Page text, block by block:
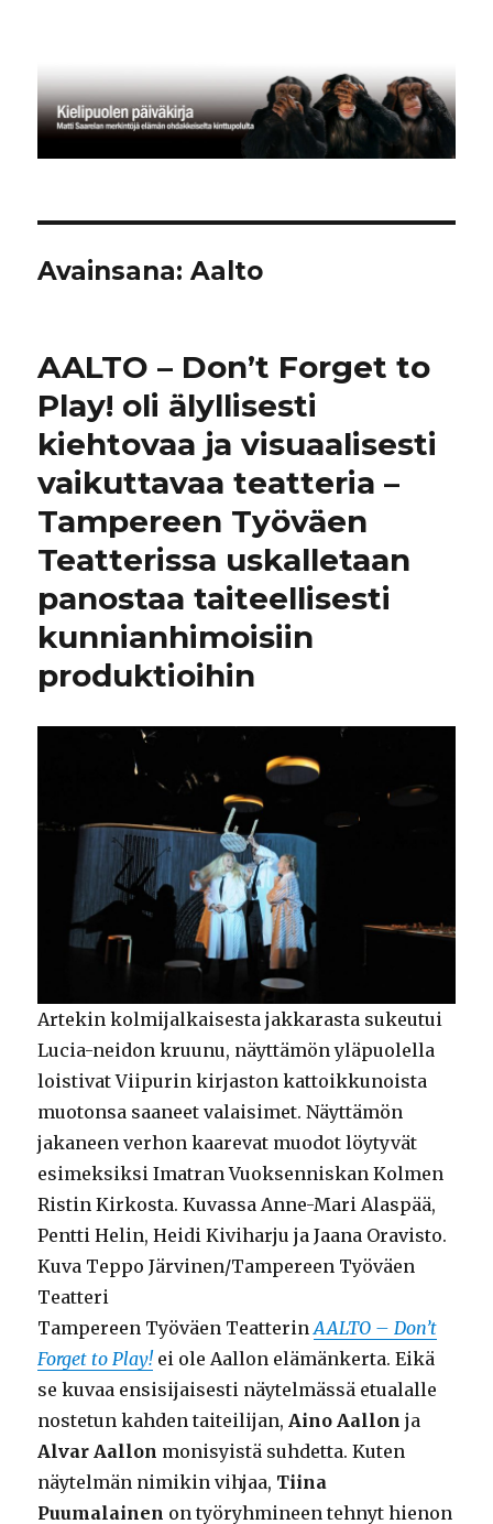
Avainsana:Aalto
AALTO – Don’t Forget to
Play! oli älyllisesti
kiehtovaa ja visuaalisesti
vaikuttavaa teatteria –
Tampereen Työväen
Teatterissa uskalletaan
panostaa taiteellisesti
kunnianhimoisiin
produktioihin
Artekin kolmijalkaisesta jakkarasta sukeutui
Lucia-neidon kruunu, näyttämön yläpuolella
loistivat Viipurin kirjaston kattoikkunoista
muotonsa saaneet valaisimet. Näyttämön
jakaneen verhon kaarevat muodot löytyvät
esimeksiksi Imatran Vuoksenniskan Kolmen
Ristin Kirkosta. Kuvassa Anne-Mari Alaspää,
Pentti Helin, Heidi Kiviharju ja Jaana Oravisto.
Kuva Teppo Järvinen/Tampereen Työväen
Teatteri
Tampereen Työväen TeatterinAALTO – Don’t
Forget to Play! ei ole Aallon elämänkerta. Eikä
se kuvaa ensisijaisesti näytelmässä etualalle
nostetun kahden taiteilijan,Aino Aallon ja
Alvar Aallon monisyistä suhdetta. Kuten
näytelmän nimikin vihjaa, Tiina
Puumalainen on työryhmineen tehnyt hienon